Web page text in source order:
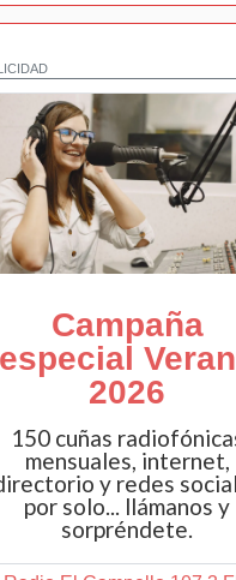
Campaña
especial
2026
150 cuñas
mensuales, internet,
y redes
por solo... llámanos y
sorpréndete.